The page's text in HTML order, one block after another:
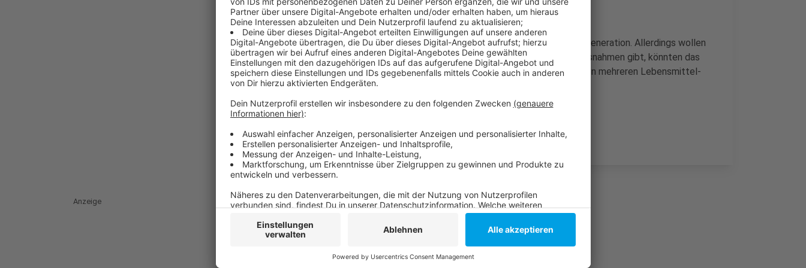
Die Gewerkschaft möchte aber für Mitarbeiter einen Tag der Regeneration. Allerdings wollen
die meisten Geschäfte morgen sowieso nicht öffnen. Falls es Ausnahmen gibt, könnten das
die Kunden direkt bei ihrem Geschäft vor Ort erfahren, heißt es von mehreren Lebensmittel-
Ketten auf Anfrage von Antenne Düsseldorf.
Anzeige